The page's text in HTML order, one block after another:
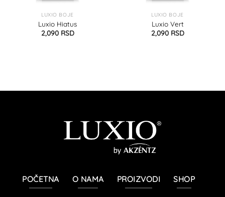
LUXIO BOJE
Luxio Hiatus
2,090 RSD
LUXIO BOJE
Luxio Vert
2,090 RSD
POČETNA O NAMA PROIZVODI SHOP